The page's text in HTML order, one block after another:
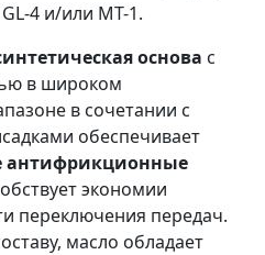
4 и/или MT-1.
основа с
в широком
в сочетании с
обеспечивает
антифрикционные
экономии
переключения передач.
масло обладает